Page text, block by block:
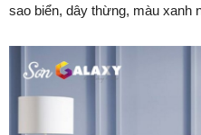
sao biển, dây thừng, màu xanh